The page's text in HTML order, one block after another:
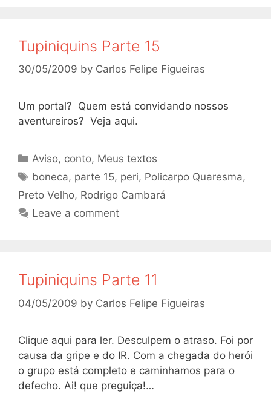
Tupiniquins Parte 15
30/05/2009 by Carlos Felipe Figueiras
Um portal? Quem está convidando nossos
aventureiros? Veja aqui.
Categories
Aviso, conto, Meus textos
Tags
boneca, parte 15, peri, Policarpo Quaresma,
Preto Velho, Rodrigo Cambará
Leave a comment
Tupiniquins Parte 11
04/05/2009 by Carlos Felipe Figueiras
Clique aqui para ler. Desculpem o atraso. Foi por
causa da gripe e do IR. Com a chegada do herói
o grupo está completo e caminhamos para o
defecho. Ai! que preguiça!…